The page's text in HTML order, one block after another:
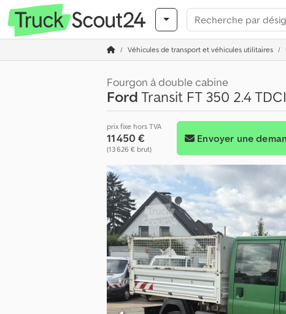
Véhicules de transport et véhicules utilitaires
Fourgon à double cabine
FordTransit FT 350 2.4
prix fixe hors TVA
11 450 €
(13 626 € brut)
Envoyer une